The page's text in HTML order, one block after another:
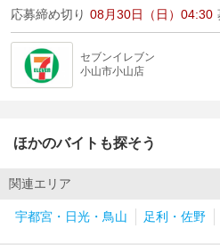
応募締め切り 08月30日（日）04:30
セブンイレブン
小山市小山店
ほかのバイトも探そう
関連エリア
宇都宮・日光・鳥山 足利・佐野